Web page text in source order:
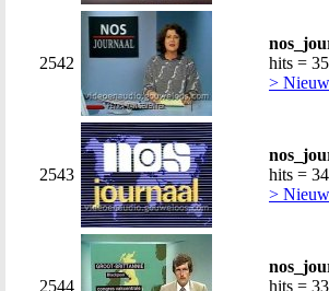
2542
hits =
>
2543
hits =
>
2544
hits =